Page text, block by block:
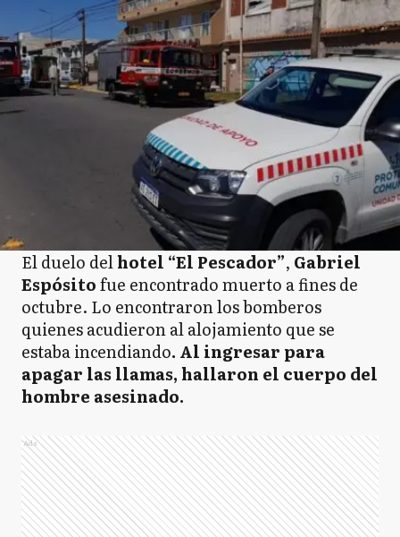
El duelo delhotel “El Pescador”, Gabriel
Espósitofue encontrado muerto a fines de
octubre. Lo encontraron los bomberos
quienes acudieron al alojamiento que se
estaba incendiando. Al ingresar para
apagar las llamas, hallaron el cuerpo del
hombre asesinado.
Ads